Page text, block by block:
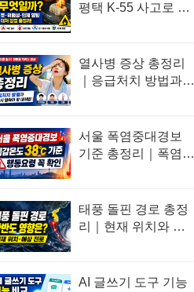
평택 K-55 사고로 알
열사병 증상 총정리
｜응급처치 방법과
서울 폭염중대경보
기준 총정리｜폭염경
태풍 돌핀 경로 총정
리｜현재 위치와 한
AI 글쓰기 도구 기능